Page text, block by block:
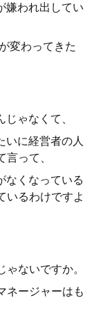
嫌われ出してい
変わってきた
ゃなくて、
いに経営者の人
って、
なくなっている
いるわけですよ
ないですか。
ネージャーはも